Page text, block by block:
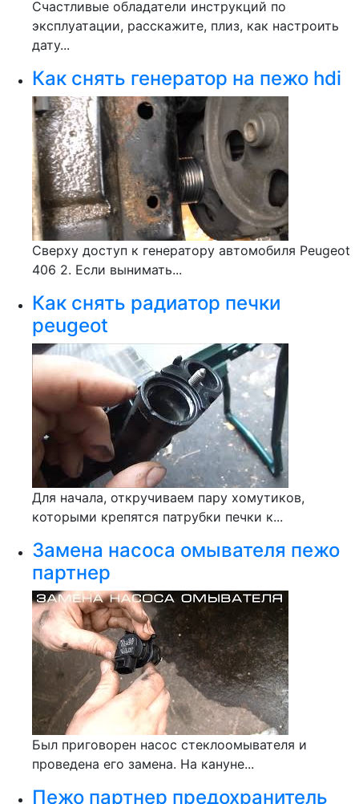
Счастливые обладатели инструкций по
эксплуатации, расскажите, плиз, как настроить
дату...
Как снять генератор на пежо hdi
Сверху доступ к генератору автомобиля Peugeot
406 2. Если вынимать...
Как снять радиатор печки
peugeot
Для начала, откручиваем пару хомутиков,
которыми крепятся патрубки печки к...
Замена насоса омывателя пежо
партнер
Был приговорен насос стеклоомывателя и
проведена его замена. На кануне...
Пежо партнер предохранитель